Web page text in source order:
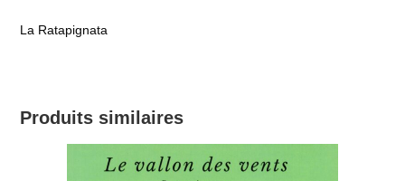
La Ratapignata
Produits similaires